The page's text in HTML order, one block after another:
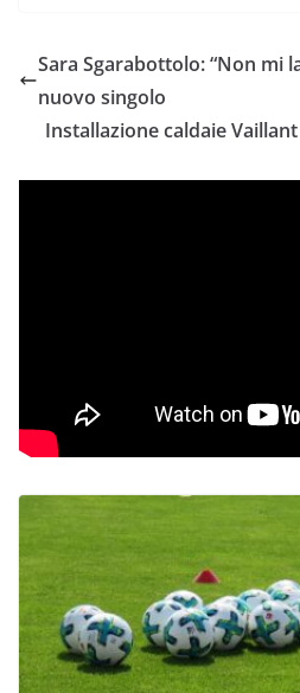
Sara Sgarabottolo: “Non mi
nuovo singolo
Installazione caldaie